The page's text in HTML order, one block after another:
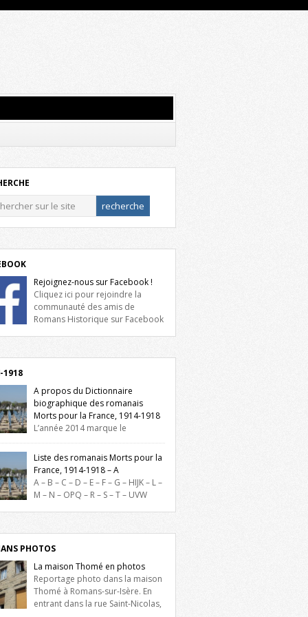
Rejoignez-nous sur Facebook !
Cliquez ici pour rejoindre la
communauté des amis de
Romans Historique sur Facebook
1918
A propos du Dictionnaire
biographique des romanais
Morts pour la France, 1914-1918
L’année 2014 marque le
du début de la Première Guerre
et ce dictionnaire biographique veut
hommage aux romanais Morts pour la
durant ce conflit. La base de cette
historique est constituée des noms
sur les plaques commémoratives de
de Ville, du lycée du Dauphiné et du
Liste des romanais Morts pour la
France, 1914-1918 – A
A – B – C – D – E – F – G – HIJK – L –
M – N – OPQ – R – S – T – UVW
lettre. Liste des romanais […]
PHOTOS
La maison Thomé en photos
Reportage photo dans la maison
Thomé à Romans-sur-Isère. En
entrant dans la rue Saint-Nicolas,